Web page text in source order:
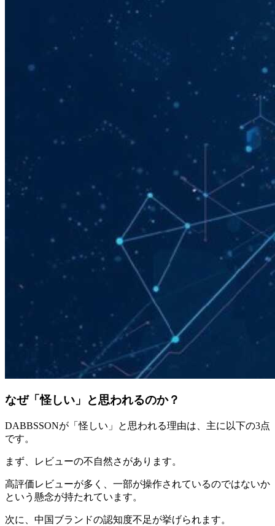
なぜ「怪しい」と思われるのか？
DABBSSONが「怪しい」と思われる理由は、主に以下の3点
です。
まず、レビューの不自然さがあります。
高評価レビューが多く、一部が操作されているのではないか
という懸念が持たれています。
次に、中国ブランドの認知度不足が挙げられます。